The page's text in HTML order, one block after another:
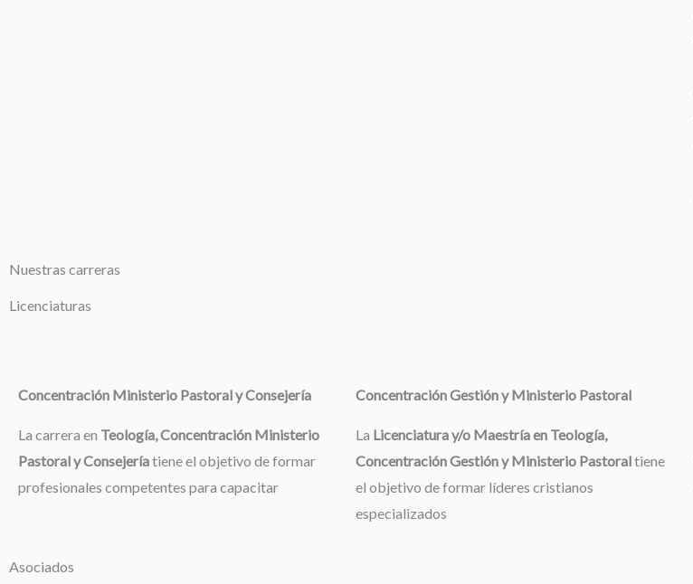
Nuestras carreras
Licenciaturas
Concentración Ministerio Pastoral y Consejería
La carrera en Teología, Concentración Ministerio
Pastoral y Consejeríatiene el objetivo de formar
profesionales competentes para capacitar
Concentración Gestión y Ministerio Pastoral
La Licenciatura y/o Maestría en Teología,
Concentración Gestión y Ministerio Pastoraltiene
el objetivo de formar líderes cristianos
especializados
Asociados